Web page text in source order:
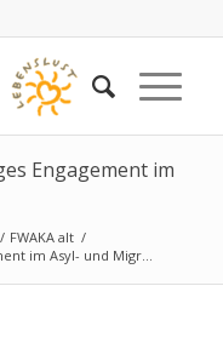
Engagement im
/ FWAKA alt /
im Asyl- und Migr...